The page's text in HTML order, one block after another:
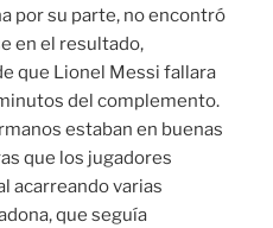
por su parte, no encontró
en el resultado,
que Lionel Messi fallara
del complemento.
estaban en buenas
que los jugadores
acarreando varias
que seguía